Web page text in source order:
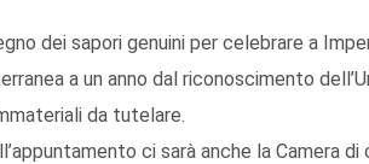
dei sapori genuini per celebrare a
a un anno dal riconoscimento
da tutelare.
ci sarà anche la Camera